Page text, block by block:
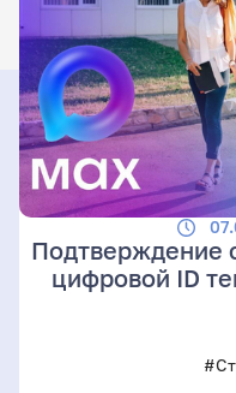
Подтверждение
цифровой ID